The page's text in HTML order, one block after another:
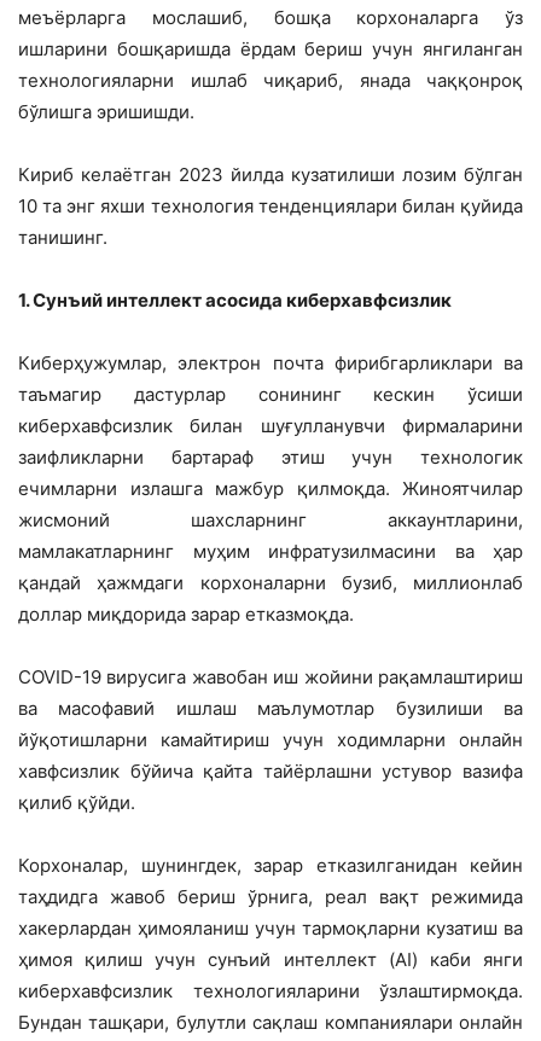
меъёрларга мослашиб, бошқа корхоналарга ўз
ишларини бошқаришда ёрдам бериш учун янгиланган
технологияларни ишлаб чиқариб, янада чаққонроқ
бўлишга эришишди.
Кириб келаётган 2023 йилда кузатилиши лозим бўлган
10 та энг яхши технология тенденциялари билан қуйида
танишинг.
1. Сунъий интеллект асосида киберхавфсизлик
Киберҳужумлар, электрон почта фирибгарликлари ва
таъмагир дастурлар сонининг кескин ўсиши
киберхавфсизлик билан шуғулланувчи фирмаларини
заифликларни бартараф этиш учун технологик
ечимларни излашга мажбур қилмоқда. Жиноятчилар
жисмоний шахсларнинг аккаунтларини,
мамлакатларнинг муҳим инфратузилмасини ва ҳар
қандай ҳажмдаги корхоналарни бузиб, миллионлаб
доллар миқдорида зарар етказмоқда.
COVID-19 вирусига жавобан иш жойини рақамлаштириш
ва масофавий ишлаш маълумотлар бузилиши ва
йўқотишларни камайтириш учун ходимларни онлайн
хавфсизлик бўйича қайта тайёрлашни устувор вазифа
қилиб қўйди.
Корхоналар, шунингдек, зарар етказилганидан кейин
таҳдидга жавоб бериш ўрнига, реал вақт режимида
хакерлардан ҳимояланиш учун тармоқларни кузатиш ва
ҳимоя қилиш учун сунъий интеллект (AI) каби янги
киберхавфсизлик технологияларини ўзлаштирмоқда.
Бундан ташқари, булутли сақлаш компаниялари онлайн